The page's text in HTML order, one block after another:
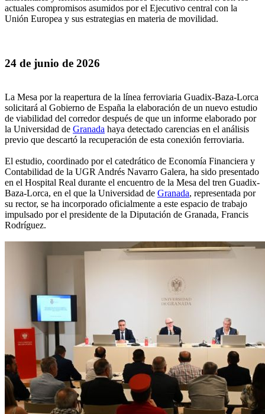
actuales compromisos asumidos por el Ejecutivo central con la
Unión Europea y sus estrategias en materia de movilidad.
24 de junio de 2026
La Mesa por la reapertura de la línea ferroviaria Guadix-Baza-Lorca
solicitará al Gobierno de España la elaboración de un nuevo estudio
de viabilidad del corredor después de que un informe elaborado por
la Universidad de Granada haya detectado carencias en el análisis
previo que descartó la recuperación de esta conexión ferroviaria.
El estudio, coordinado por el catedrático de Economía Financiera y
Contabilidad de la UGR Andrés Navarro Galera, ha sido presentado
en el Hospital Real durante el encuentro de la Mesa del tren Guadix-
Baza-Lorca, en el que la Universidad de Granada, representada por
su rector, se ha incorporado oficialmente a este espacio de trabajo
impulsado por el presidente de la Diputación de Granada, Francis
Rodríguez.